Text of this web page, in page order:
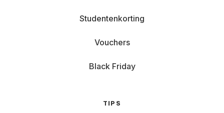
Studentenkorting
Vouchers
Black Friday
TIPS